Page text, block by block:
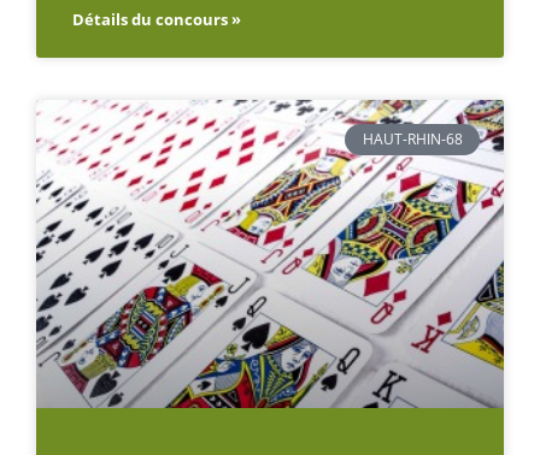
Détails du concours »
HAUT-RHIN-68